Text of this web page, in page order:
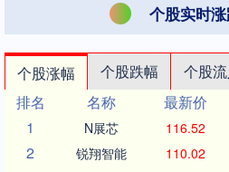
个股实时
个股涨幅 个股跌幅 个股
排名
名称 最新价
1
N展芯 116.52
2 锐翔智能 110.02